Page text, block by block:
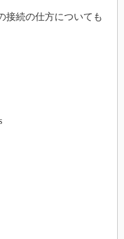
接続の仕方についても